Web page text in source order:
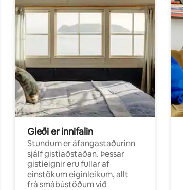
Gleði er innifalin
Stundum er áfangastaðurinn
sjálf gistiaðstaðan. Þessar
gistieignir eru fullar af
einstökum eiginleikum, allt
frá smábústöðum við